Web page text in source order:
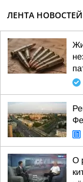
ЛЕНТА НОВОСТЕЙ
О